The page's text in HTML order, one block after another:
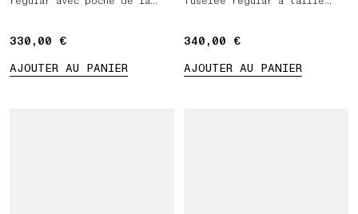
330,00 €
330,00 €
AJOUTER AU PANIER
340,00 €
340,00 €
AJOUTER AU PANIER